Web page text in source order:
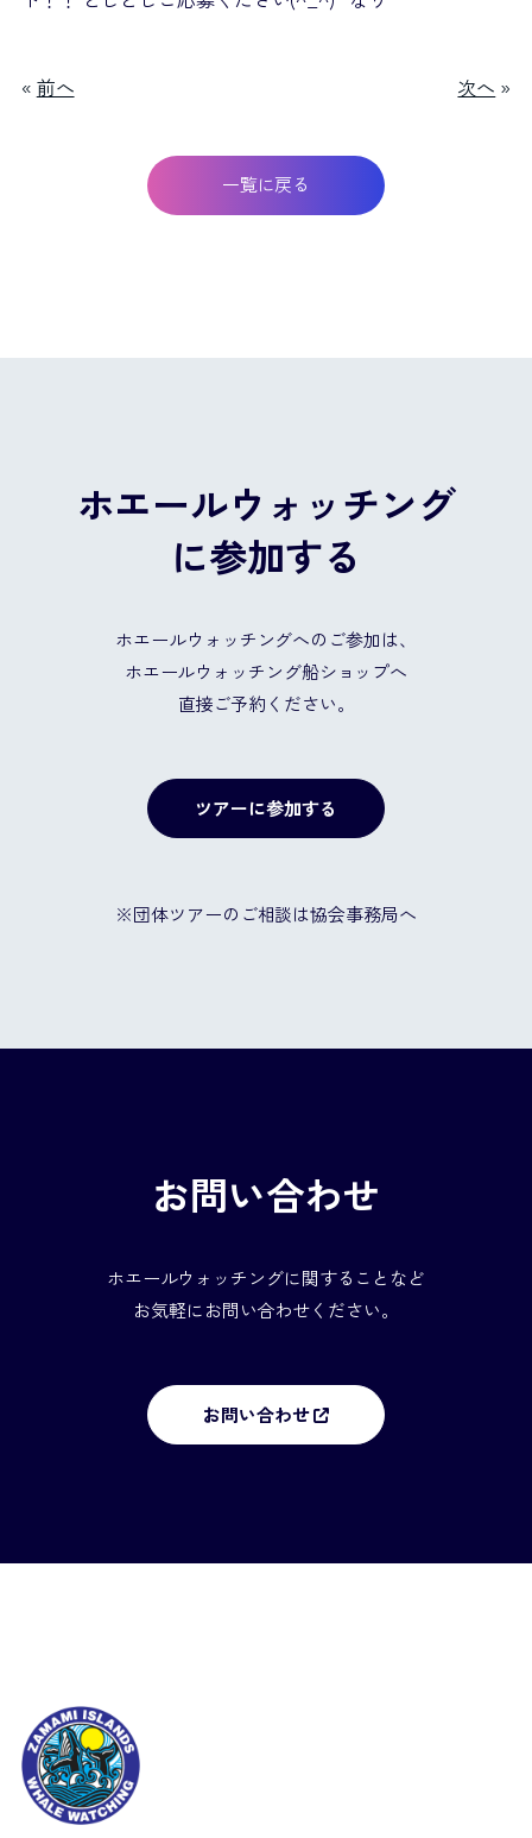
« 前へ 次へ »
一覧に戻る
ホエールウォッチング
に参加する
ホエールウォッチングへのご参加は、
ホエールウォッチング船ショップへ
直接ご予約ください。
ツアーに参加する
※団体ツアーのご相談は協会事務局へ
お問い合わせ
ホエールウォッチングに関することなど
お気軽にお問い合わせください。
お問い合わせ